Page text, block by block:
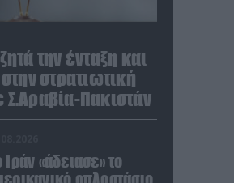
την ένταξη και
στρατιωτική
Πακιστάν
Ιράν «άδειασε» το
οπλοστάσιο